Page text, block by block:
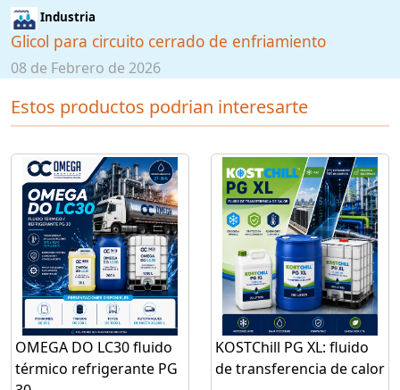
Industria
Glicol para circuito cerrado de enfriamiento
08 de Febrero de 2026
Estos productos podrian interesarte
OMEGA DO LC30 fluido
térmico refrigerante PG
KOSTChill PG XL: fluido
de transferencia de calor